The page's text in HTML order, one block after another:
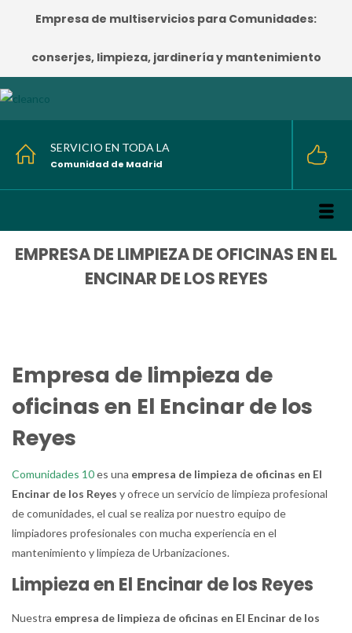
Empresa de multiservicios para Comunidades:
conserjes, limpieza, jardinería y mantenimiento
SERVICIO EN TODA LA
Comunidad de Madrid
EMPRESA DE LIMPIEZA DE OFICINAS EN EL
ENCINAR DE LOS REYES
Empresa de limpieza de
oficinas en El Encinar de los
Reyes
Comunidades 10es una empresa de limpieza de oficinas en El
Encinar de los Reyes y ofrece un servicio de limpieza profesional
de comunidades, el cual se realiza por nuestro equipo de
limpiadores profesionales con mucha experiencia en el
mantenimiento y limpieza de Urbanizaciones.
Limpieza en El Encinar de los Reyes
Nuestra empresa de limpieza de oficinas en El Encinar de los